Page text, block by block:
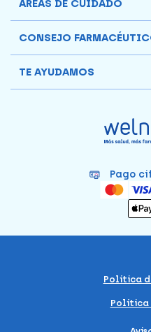
Pago
ÁREAS DE CUIDADO
CONSEJO
TE AYUDAMOS
Política
Política